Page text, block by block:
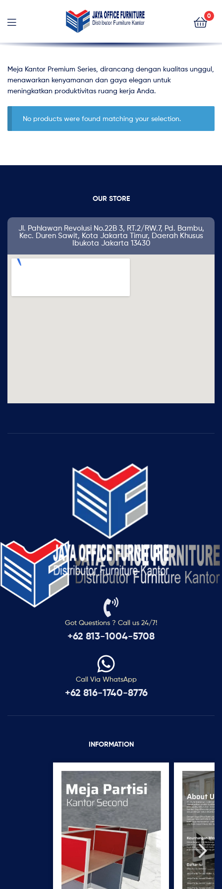
Jaya
Office
Furniture
0
Meja Kantor Premium Series, dirancang dengan kualitas unggul,
menawarkan kenyamanan dan gaya elegan untuk
meningkatkan produktivitas ruang kerja Anda.
No products were found matching your selection.
OUR STORE
Jl. Pahlawan Revolusi No.22B 3, RT.2/RW.7, Pd. Bambu,
Kec. Duren Sawit, Kota Jakarta Timur, Daerah Khusus
Ibukota Jakarta 13430
Got Questions ? Call us 24/7!
+62 813-1004-5708
Call Via WhatsApp
+62 816-1740-8776
INFORMATION